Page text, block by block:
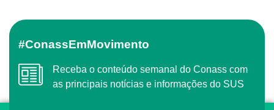
#ConassEmMovimento
Receba o conteúdo semanal do Conass com
as principais notícias e informações do SUS